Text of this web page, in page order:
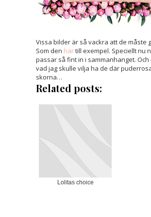
Vissa bilder är så vackra att de måste
Som den härtill exempel. Speciellt nu
passar så fint in i sammanhanget. Och
vad jag skulle vilja ha de där
skorna…
Related posts:
Lolitas choice